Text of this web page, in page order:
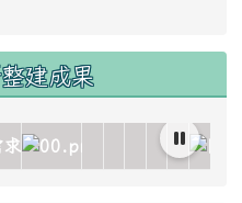
建成果
rel=fgallery511959
title= rel=fgallery511959
title=title=title=uploads/
link to https://
link to https://
link to
link to
link to
link to